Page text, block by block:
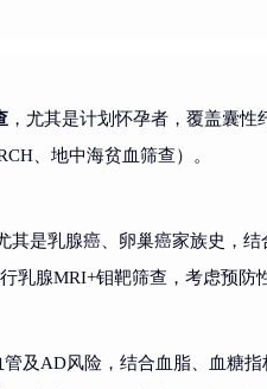
，尤其是计划怀孕者，覆盖囊性
、地中海贫血筛查）。
其是乳腺癌、卵巢癌家族史，
乳腺MRI+钼靶筛查，考虑预防
及AD风险，结合血脂、血糖指